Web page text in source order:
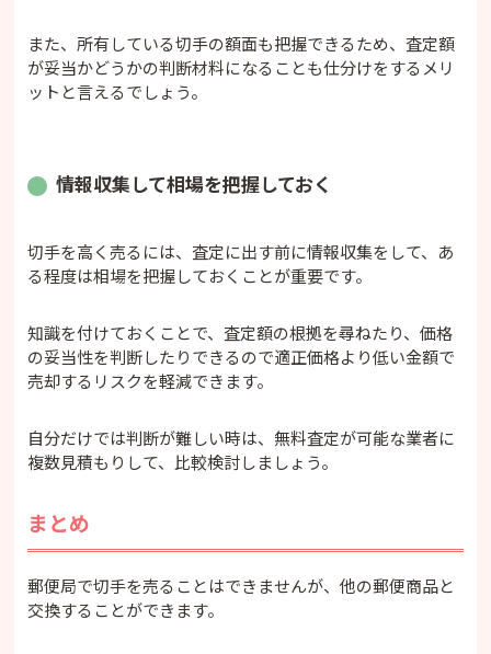
また、所有している切手の額面も把握できるため、査定額
が妥当かどうかの判断材料になることも仕分けをするメリ
ットと言えるでしょう。
情報収集して相場を把握しておく
切手を高く売るには、査定に出す前に情報収集をして、あ
る程度は相場を把握しておくことが重要です。
知識を付けておくことで、査定額の根拠を尋ねたり、価格
の妥当性を判断したりできるので適正価格より低い金額で
売却するリスクを軽減できます。
自分だけでは判断が難しい時は、無料査定が可能な業者に
複数見積もりして、比較検討しましょう。
まとめ
郵便局で切手を売ることはできませんが、他の郵便商品と
交換することができます。